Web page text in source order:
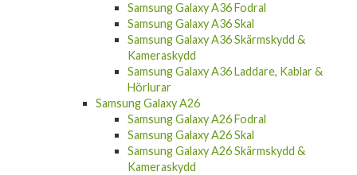
Samsung Galaxy A36 Fodral
Samsung Galaxy A36 Skal
Samsung Galaxy A36 Skärmskydd &
Kameraskydd
Samsung Galaxy A36 Laddare, Kablar &
Hörlurar
Samsung Galaxy A26
Samsung Galaxy A26 Fodral
Samsung Galaxy A26 Skal
Samsung Galaxy A26 Skärmskydd &
Kameraskydd